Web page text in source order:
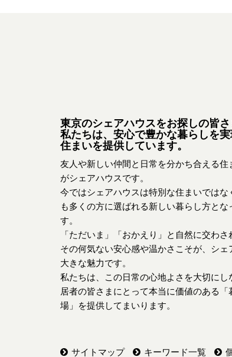
東京のシェアハウスをお探しの皆
私たちは、安心で豊かな暮らしを
住まいを提供しています。
友人や新しい仲間と日常を分かち合える住
がシェアハウスです。
今ではシェアハウスは特別な住まいではな
も多くの方に選ばれる新しい暮らし方とな
す。
「ただいま」「おかえり」と自然に交わさ
その何気ない安心感や温かさこそが、シェ
大きな魅力です。
私たちは、この日常の心地よさを大切にし
居者の皆さまにとって本当に価値のある「
場」を提供してまいります。
サイトマップ キーワード一覧